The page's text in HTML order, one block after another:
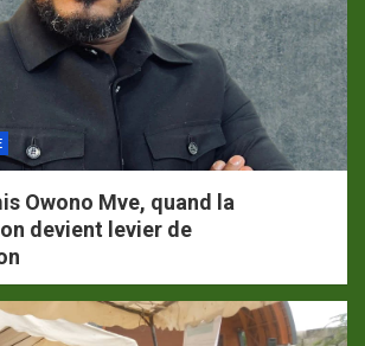
Owono Mve, quand la
devient levier de